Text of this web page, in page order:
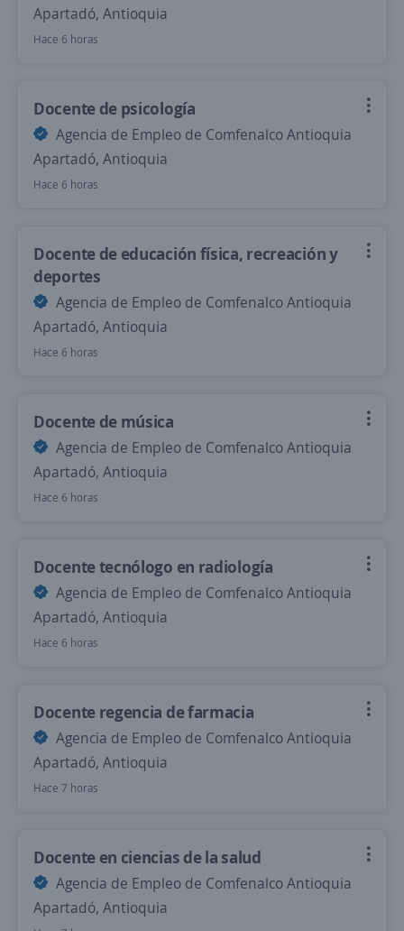
Apartadó, Antioquia
Hace 6 horas
Docente de psicología
Agencia de Empleo de Comfenalco Antioquia
Apartadó, Antioquia
Hace 6 horas
Docente de educación física, recreación y
deportes
Agencia de Empleo de Comfenalco Antioquia
Apartadó, Antioquia
Hace 6 horas
Docente de música
Agencia de Empleo de Comfenalco Antioquia
Apartadó, Antioquia
Hace 6 horas
Docente tecnólogo en radiología
Agencia de Empleo de Comfenalco Antioquia
Apartadó, Antioquia
Hace 6 horas
Docente regencia de farmacia
Agencia de Empleo de Comfenalco Antioquia
Apartadó, Antioquia
Hace 7 horas
Docente en ciencias de la salud
Agencia de Empleo de Comfenalco Antioquia
Apartadó, Antioquia